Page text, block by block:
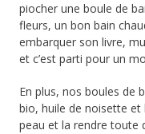
piocher une boule de
fleurs, un bon bain
embarquer son livre,
et c’est parti pour un
En plus, nos boules de
bio, huile de noisette
peau et la rendre toute